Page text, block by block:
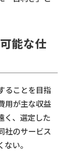
能な仕
ることを目指
用が主な収益
く、選定した
社のサービス
い。